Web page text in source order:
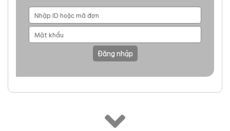
Đăng nhập